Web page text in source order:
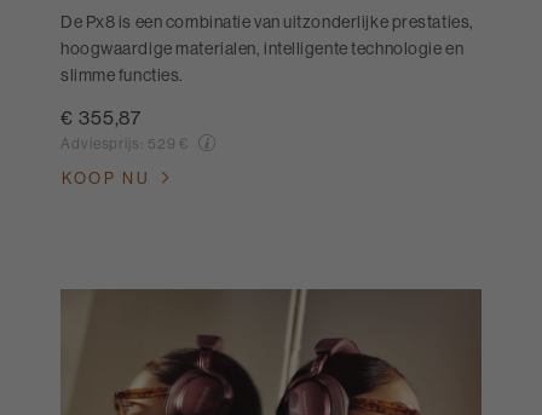
De Px8 is een combinatie van uitzonderlijke prestaties,
hoogwaardige materialen, intelligente technologie en
slimme functies.
€ 355,87
Adviesprijs: 529 €
KOOP NU